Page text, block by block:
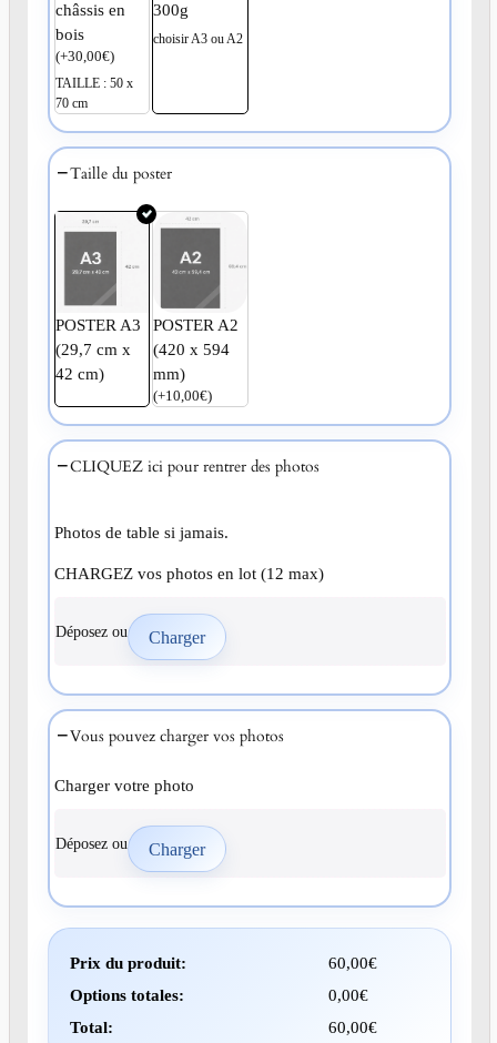
châssis en
bois
(+30,00€)
TAILLE : 50 x
70 cm
300g
choisir A3 ou A2
Taille du poster
POSTER A3
(29,7 cm x
42 cm)
POSTER A2
(420 x 594
mm)
(+10,00€)
CLIQUEZ ici pour rentrer des photos
Photos de table si jamais.
CHARGEZ vos photos en lot (12 max)
Déposez ou
Vous pouvez charger vos photos
Charger votre photo
Déposez ou
Prix du produit: 60,00€
Options totales:
0,00€
Total:
60,00€